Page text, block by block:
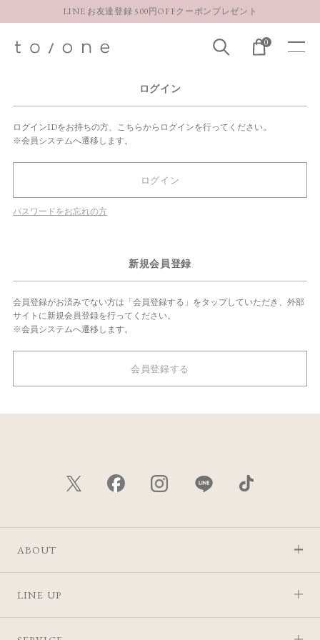
LINE お友達登録 500円OFFクーポンプレゼント
お得な定期購入コースはこちら
0
ログイン
ログインIDをお持ちの方、こちらからログインを行ってください。
※会員システムへ遷移します。
ログイン
パスワードをお忘れの方
新規会員登録
会員登録がお済みでない方は「会員登録する」をタップしていただき、外部
サイトに新規会員登録を行ってください。
※会員システムへ遷移します。
会員登録する
ABOUT
LINE UP